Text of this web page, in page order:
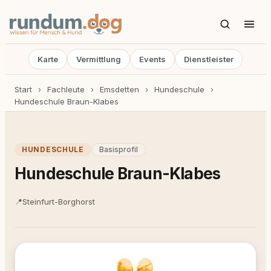
Karte Vermittlung Events Dienstleister
Start › Fachleute › Emsdetten › Hundeschule
›
Hundeschule Braun-Klabes
HUNDESCHULE Basisprofil
Hundeschule Braun-Klabes
📍Steinfurt-Borghorst